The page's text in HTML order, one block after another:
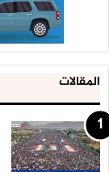
المقالات